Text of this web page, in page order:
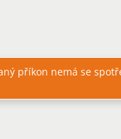
příkon nemá se